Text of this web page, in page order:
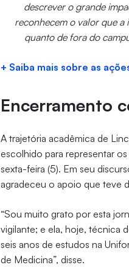
descrever o grande
reconhecem o valor que
quanto de fora do
+ Saiba mais sobre as
Encerramento
A trajetória acadêmica de
escolhido para representar
sexta-feira (5). Em seu
agradeceu o apoio que teve
“Sou muito grato por esta
vigilante; e ela, hoje, técnica
seis anos de estudos na
de Medicina”, disse.